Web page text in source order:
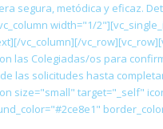
segura, metódica y eficaz.
width="1/
vc_column][/
las Colegiadas/os para
las solicitudes hasta
size="small" target="_self"